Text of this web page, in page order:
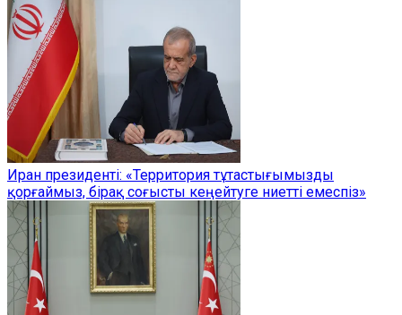
Иран президенті: «Территория тұтастығымызды
қорғаймыз, бірақ соғысты кеңейтуге ниетті емеспіз»